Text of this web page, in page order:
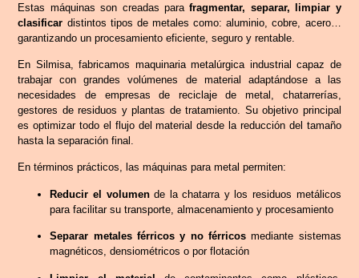
Estas máquinas son creadas parafragmentar, separar, limpiar y
clasificar distintos tipos de metales como: aluminio, cobre, acero…
garantizando un procesamiento eficiente, seguro y rentable.
En Silmisa, fabricamos maquinaria metalúrgica industrial capaz de
trabajar con grandes volúmenes de material adaptándose a las
necesidades de empresas de reciclaje de metal, chatarrerías,
gestores de residuos y plantas de tratamiento. Su objetivo principal
es optimizar todo el flujo del material desde la reducción del tamaño
hasta la separación final.
En términos prácticos, las máquinas para metal permiten:
Reducir el volumende la chatarra y los residuos metálicos
para facilitar su transporte, almacenamiento y procesamiento
Separar metales férricos y no férricosmediante sistemas
magnéticos, densiométricos o por flotación